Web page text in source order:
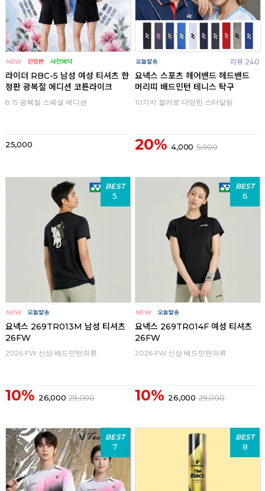
라이더 RBC-5 남성 여성 티셔츠 한
정판 광복절 에디션 코튼라이크
8.15 광복절 스페셜 에디션
25,000
리뷰 240
요넥스 스포츠 헤어밴드 헤드밴드
머리띠 배드민턴 테니스 탁구
10가지 컬러로 다양한 스타일링
20% 4,000 5,000
BEST
5
요넥스 269TR013M 남성 티셔츠
26FW
2026 FW 신상 배드민턴의류
10% 26,000 29,000
BEST
6
요넥스 269TR014F 여성 티셔츠
26FW
2026 FW 신상 배드민턴의류
10% 26,000 29,000
BEST
7
BEST
8